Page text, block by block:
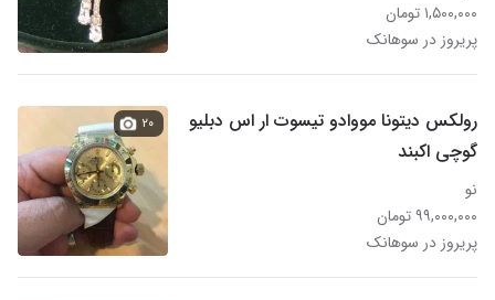
۱,۵۰۰,۰۰۰ تومان
پریروز در سوهانک
رولکس دیتونا مووادو تیسوت ار اس دبلیو
گوچی اکبند
نو
۹۹,۰۰۰,۰۰۰ تومان
پریروز در سوهانک
۲۰